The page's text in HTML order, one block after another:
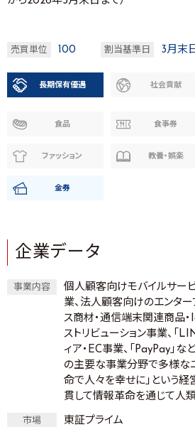
売買単位 100 割当基準日 3月末
長期保有優遇 社会貢献
食品 食事券
ファッション 教養・娯楽
金券
企業データ
事業内容
個人顧客向けモバイルサー
業、法人顧客向けのエンタ
ス商材・通信端末関連商品
ストリビューション事業、「
ィア・EC事業、「PayPay」
の主要な事業分野で多様な
命で人々を幸せに」という
貫して情報革命を通じて人
市場 東証プライム